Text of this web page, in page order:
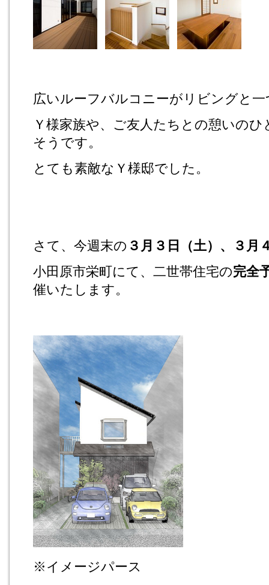
広いルーフバルコニーがリビングと
Ｙ様家族や、ご友人たちとの憩いの
そうです。
とても素敵なＹ様邸でした。
さて、今週末の ３月３日（土）、３月
小田原市栄町にて、二世帯住宅の完全
催いたします。
※イメージパース